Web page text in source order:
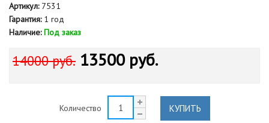
Артикул:7531
Гарантия:1 год
Наличие: Под заказ
14000 руб. 13500 руб.
Количество КУПИТЬ